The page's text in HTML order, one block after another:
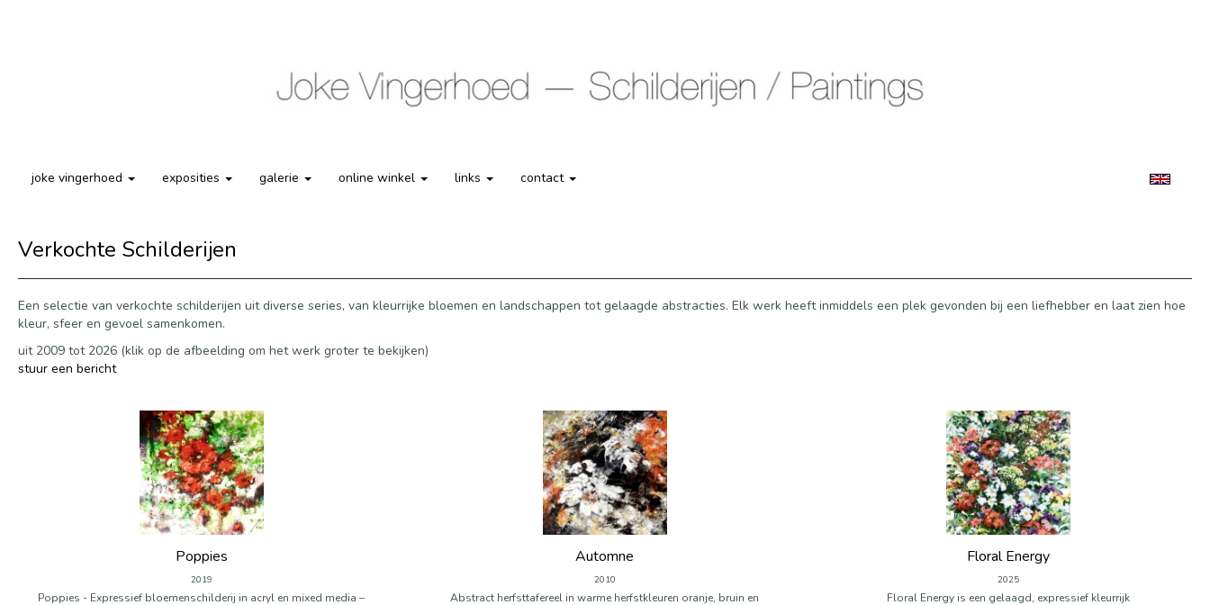
joke vingerhoed exposities galerie online winkel links contact
Verkochte Schilderijen
Een selectie van verkochte schilderijen uit diverse series, van kleurrijke bloemen en landschappen tot gelaagde abstracties. Elk werk heeft inmiddels een plek gevonden bij een liefhebber en laat zien hoe
kleur, sfeer en gevoel samenkomen.
uit 2009 tot 2026 (klik op de afbeelding om het werk groter te bekijken)
stuur een bericht
Poppies
2019
Poppies - Expressief bloemenschilderij in acryl en mixed media –
Automne
2010
Abstract herfsttafereel in warme herfstkleuren oranje, bruin en
Floral Energy
2025
Floral Energy is een gelaagd, expressief kleurrijk